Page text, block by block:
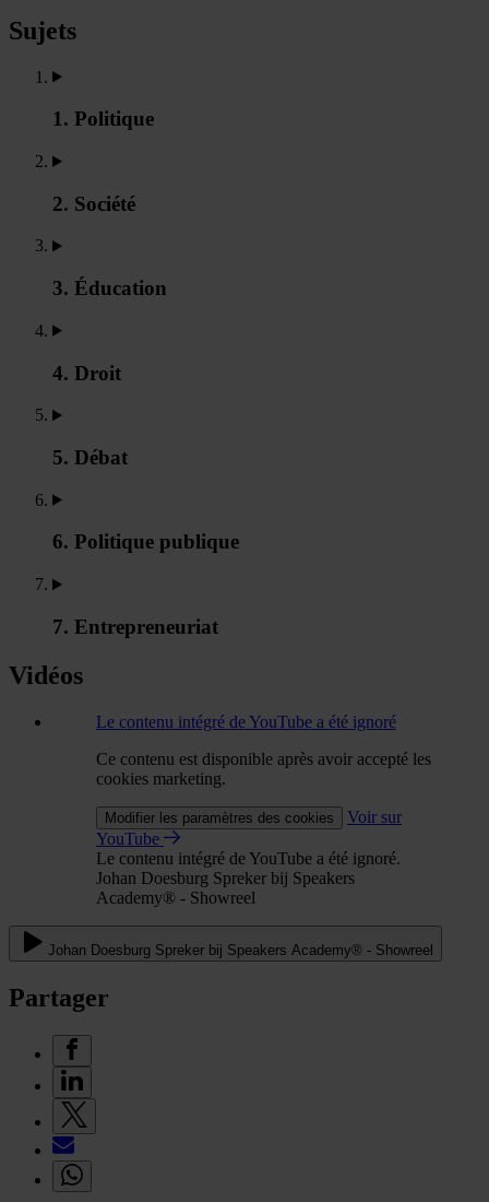
Sujets
1. Politique
2. Société
3. Éducation
4. Droit
5. Débat
6. Politique publique
7. Entrepreneuriat
Vidéos
Le contenu intégré de YouTube a été ignoré
Ce contenu est disponible après avoir accepté les
cookies marketing.
Modifier les paramètres des cookies
Voir sur
YouTube
Le contenu intégré de YouTube a été ignoré.
Johan Doesburg Spreker bij Speakers
Academy® - Showreel
Johan Doesburg Spreker bij Speakers Academy® - Showreel
Partager